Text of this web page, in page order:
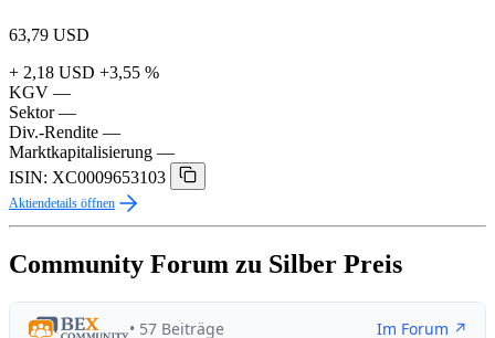
63,79 USD
+ 2,18 USD +3,55 %
KGV —
Sektor —
Div.-Rendite —
Marktkapitalisierung —
ISIN: XC0009653103
Aktiendetails öffnen
Community Forum zu Silber Preis